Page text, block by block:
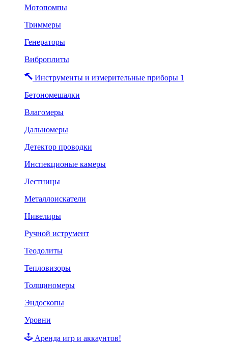
Мотопомпы
Триммеры
Генераторы
Виброплиты
Инструменты и измерительные приборы 1
Бетономешалки
Влагомеры
Дальномеры
Детектор проводки
Инспекционые камеры
Лестницы
Металлоискатели
Нивелиры
Ручной иструмент
Теодолиты
Тепловизоры
Толщиномеры
Эндоскопы
Уровни
Аренда игр и аккаунтов!